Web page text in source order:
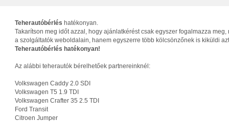
Teherautóbérlés hatékonyan.
Takarítson meg időt azzal, hogy ajánlatkérést csak egyszer fogalmazza
a szolgáltatók weboldalain, hanem egyszerre több kölcsönzőnek is kiküldi
Teherautóbérlés hatékonyan!
Az alábbi teherautók bérelhetőek partnereinknél:
Volkswagen Caddy 2.0 SDI
Volkswagen T5 1.9 TDI
Volkswagen Crafter 35 2.5 TDI
Ford Transit
Citroen Jumper